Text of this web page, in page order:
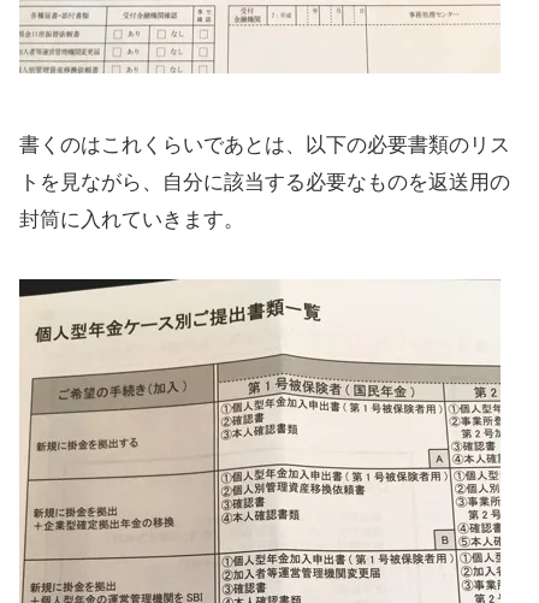
書くのはこれくらいであとは、以下の必要書類のリス
トを見ながら、自分に該当する必要なものを返送用の
封筒に入れていきます。